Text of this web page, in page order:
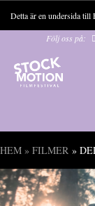
Detta är en undersida
Följ oss på:
Du är här
HEM » FILMER »